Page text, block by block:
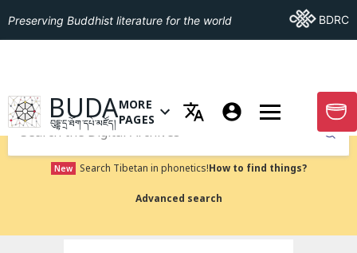
Preserving Buddhist literature for the world Go ToBDRC
GO TO HOMEPAGE
BUDA
བུདྡྷ་དྲ་ཐོག་དཔེ་མཛོད།
OPEN MENU OF MORE PAGES
MORE
PAGES
GO
Submit
New Search Tibetan in phonetics!How to find things?
Advanced search